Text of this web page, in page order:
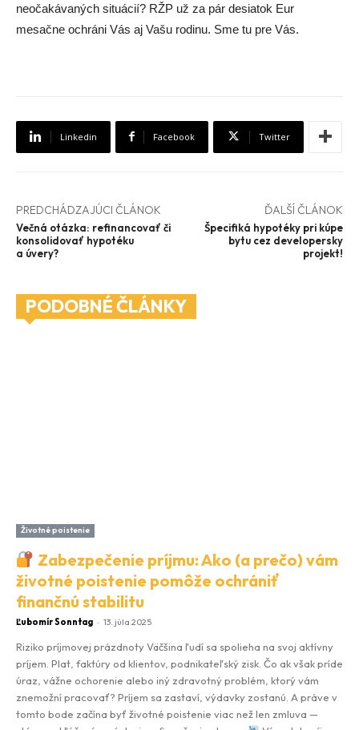
neočakávaných situácií? RŽP už za pár desiatok Eur
mesačne ochráni Vás aj Vašu rodinu. Sme tu pre Vás.
Linkedin Facebook Twitter
PREDCHÁDZAJÚCI ČLÁNOK
Večná otázka: refinancovať či
konsolidovať hypotéku
a úvery?
ĎALŠÍ ČLÁNOK
Špecifiká hypotéky pri kúpe
bytu cez developersky
projekt!
PODOBNÉ ČLÁNKY
Životné poistenie
Zabezpečenie príjmu: Ako (a prečo) vám
životné poistenie pomôže ochrániť
finančnú stabilitu
Ľubomír Sonntag - 13. júla 2025
Riziko príjmovej prázdnoty Väčšina ľudí sa spolieha na svoj aktívny
príjem. Plat, faktúry od klientov, podnikateľský zisk. Čo ak však príde
úraz, vážne ochorenie alebo iný zdravotný problém, ktorý vám
znemožní pracovať? Príjem sa zastaví, výdavky zostanú. A práve v
tomto bode začína byť životné poistenie viac než len zmluva —